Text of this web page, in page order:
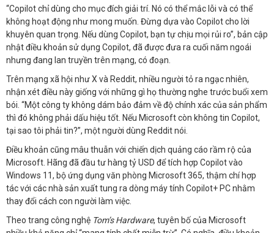
“Copilot chỉ dùng cho mục đích giải trí. Nó có thể mắc lỗi và có thể
không hoạt động như mong muốn. Đừng dựa vào Copilot cho lời
khuyên quan trọng. Nếu dùng Copilot, bạn tự chịu mọi rủi ro”, bản cập
nhật điều khoản sử dụng Copilot, đã được đưa ra cuối năm ngoái
nhưng đang lan truyền trên mạng, có đoạn.
Trên mạng xã hội như X và Reddit, nhiều người tỏ ra ngạc nhiên,
nhận xét điều này giống với những gì họ thường nghe trước buổi xem
bói. “Một công ty không dám bảo đảm về độ chính xác của sản phẩm
thì đó không phải dấu hiệu tốt. Nếu Microsoft còn không tin Copilot,
tại sao tôi phải tin?”, một người dùng Reddit nói.
Điều khoản cũng mâu thuẫn với chiến dịch quảng cáo rầm rộ của
Microsoft. Hãng đã đầu tư hàng tỷ USD để tích hợp Copilot vào
Windows 11, bộ ứng dụng văn phòng Microsoft 365, thậm chí hợp
tác với các nhà sản xuất tung ra dòng máy tính Copilot+ PC nhằm
thay đổi cách con người làm việc.
Theo trang công nghệ Tom’s Hardware, tuyên bố của Microsoft